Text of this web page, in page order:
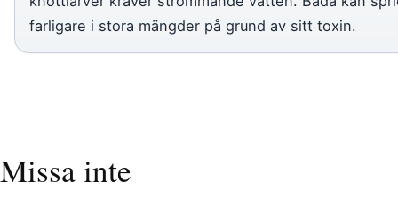
farligare i stora mängder på grund av sitt toxin.
Missa inte